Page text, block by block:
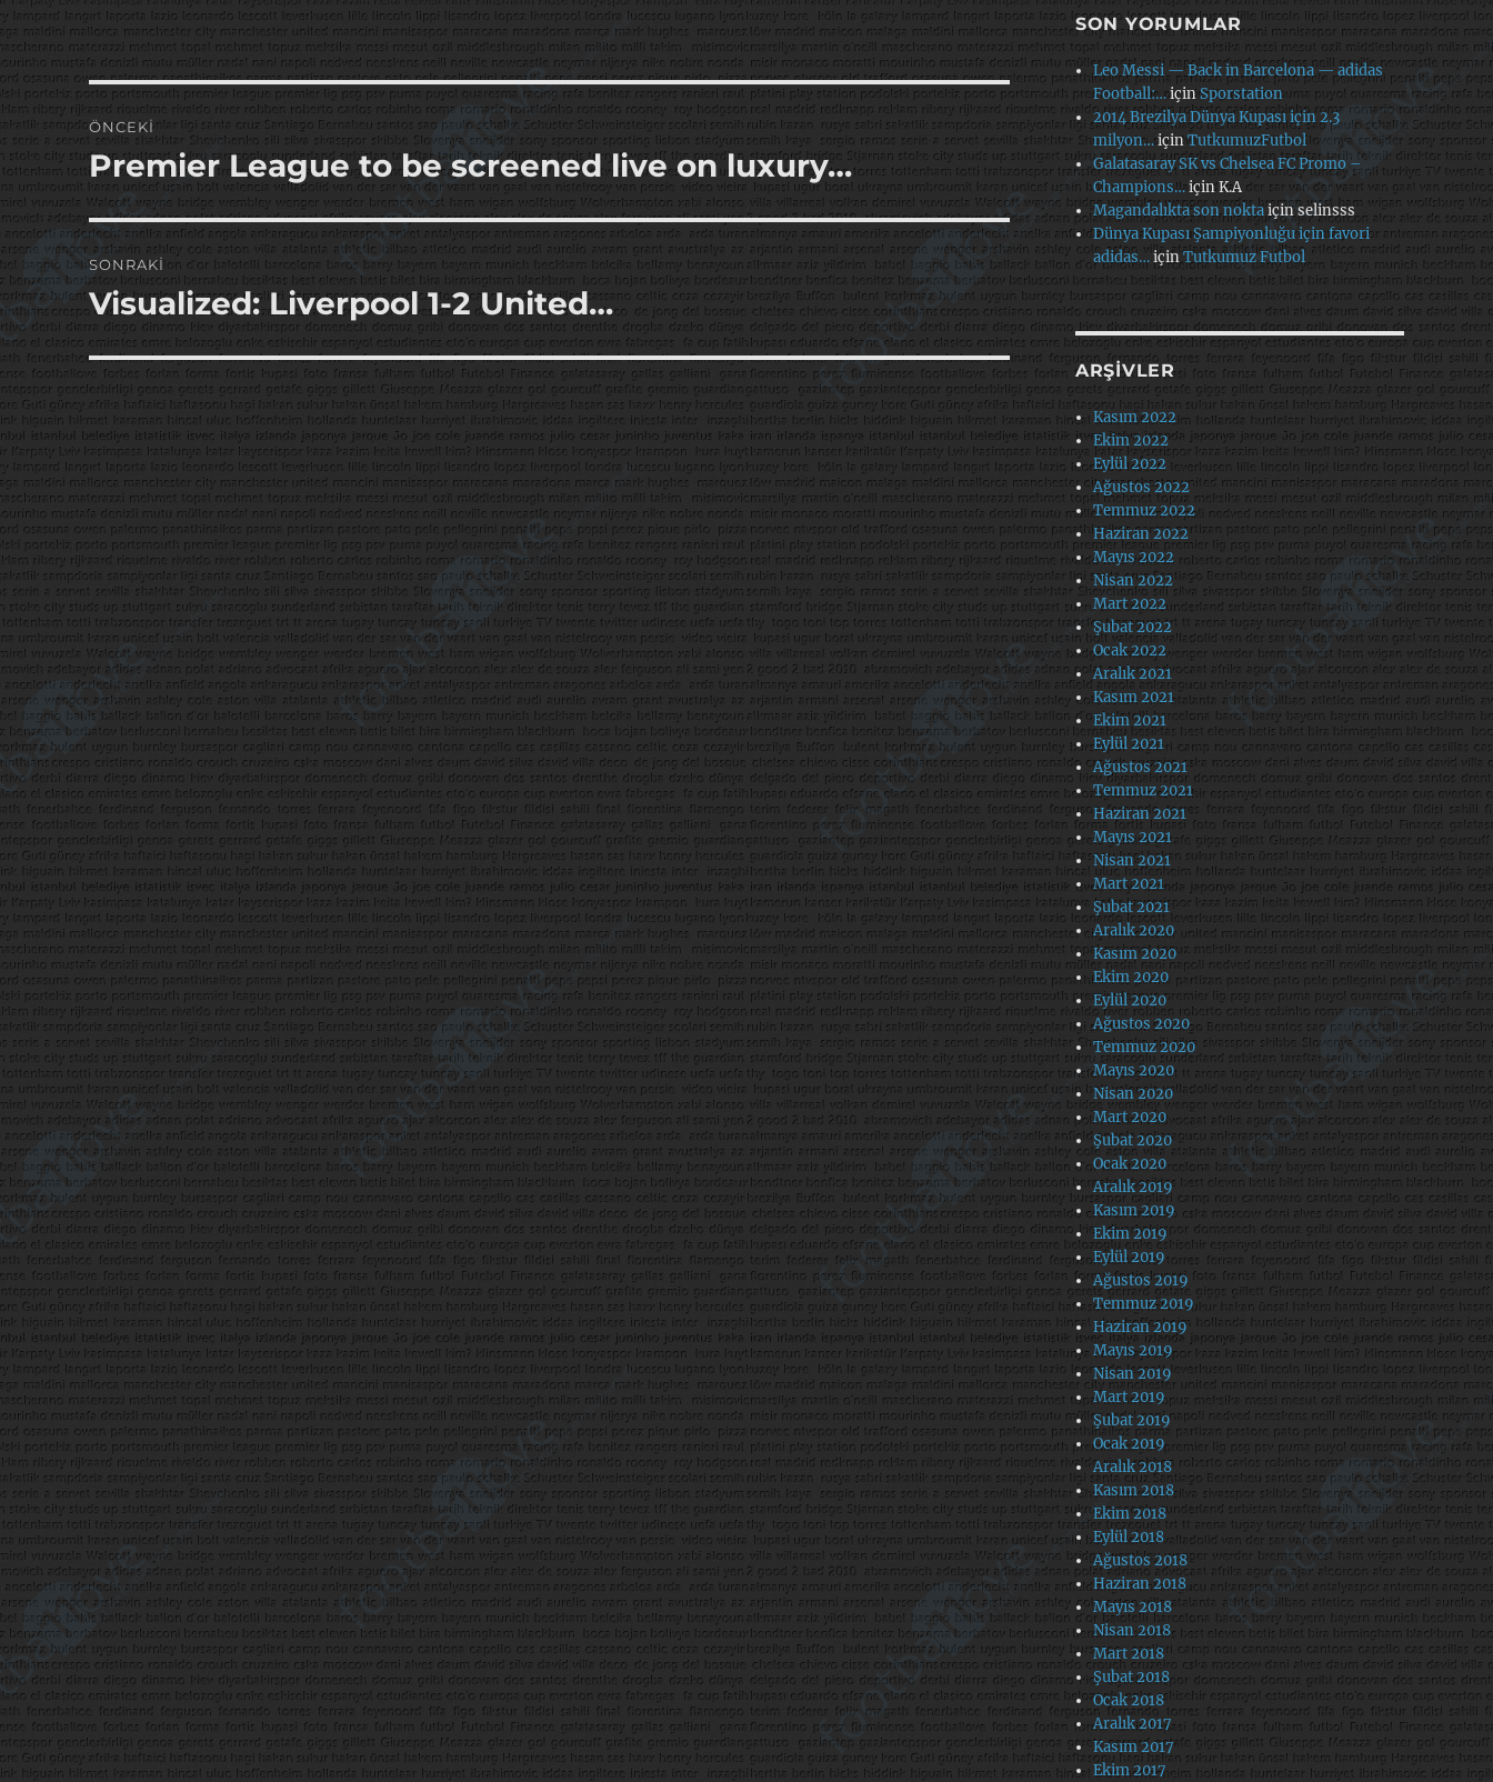
Yazı
gezinmesi
ÖNCEKI
Önceki
yazı:
Premier League to be screened live on luxury…
SONRAKI
Sonraki
yazı:
Visualized: Liverpool 1-2 United…
SON YORUMLAR
Leo Messi — Back in Barcelona — adidas
Football:…içinSporstation
2014 Brezilya Dünya Kupası için 2.3
milyon…içinTutkumuzFutbol
Galatasaray SK vs Chelsea FC Promo –
Champions…içinK.A
Magandalıkta son noktaiçinselinsss
Dünya Kupası Şampiyonluğu için favori
adidas…içinTutkumuz Futbol
ARŞIVLER
Kasım 2022
Ekim 2022
Eylül 2022
Ağustos 2022
Temmuz 2022
Haziran 2022
Mayıs 2022
Nisan 2022
Mart 2022
Şubat 2022
Ocak 2022
Aralık 2021
Kasım 2021
Ekim 2021
Eylül 2021
Ağustos 2021
Temmuz 2021
Haziran 2021
Mayıs 2021
Nisan 2021
Mart 2021
Şubat 2021
Aralık 2020
Kasım 2020
Ekim 2020
Eylül 2020
Ağustos 2020
Temmuz 2020
Mayıs 2020
Nisan 2020
Mart 2020
Şubat 2020
Ocak 2020
Aralık 2019
Kasım 2019
Ekim 2019
Eylül 2019
Ağustos 2019
Temmuz 2019
Haziran 2019
Mayıs 2019
Nisan 2019
Mart 2019
Şubat 2019
Ocak 2019
Aralık 2018
Kasım 2018
Ekim 2018
Eylül 2018
Ağustos 2018
Haziran 2018
Mayıs 2018
Nisan 2018
Mart 2018
Şubat 2018
Ocak 2018
Aralık 2017
Kasım 2017
Ekim 2017